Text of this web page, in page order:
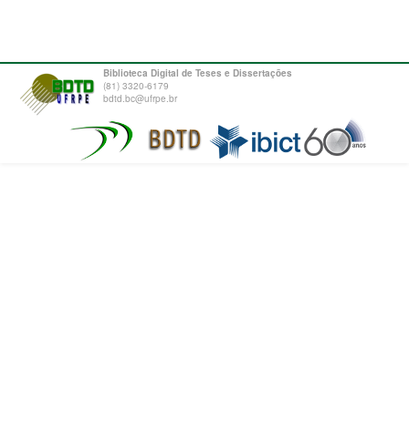
Biblioteca Digital de Teses e Dissertações
(81) 3320-6179
bdtd.bc@ufrpe.br